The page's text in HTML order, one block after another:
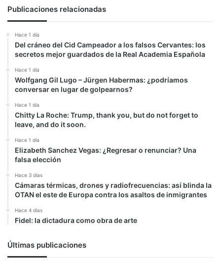
al
ciento
del
PSOE
Publicaciones relacionadas
Hace 1 día
Del cráneo del Cid Campeador a los falsos Cervantes: los
secretos mejor guardados de la Real Academia Española
Hace 1 día
Wolfgang Gil Lugo – Jürgen Habermas: ¿podríamos
conversar en lugar de golpearnos?
Hace 1 día
Chitty La Roche: Trump, thank you, but do not forget to
leave, and do it soon.
Hace 1 día
Elizabeth Sanchez Vegas: ¿Regresar o renunciar? Una
falsa elección
Hace 3 días
Cámaras térmicas, drones y radiofrecuencias: así blinda la
OTAN el este de Europa contra los asaltos de inmigrantes
Hace 4 días
Fidel: la dictadura como obra de arte
Últimas publicaciones